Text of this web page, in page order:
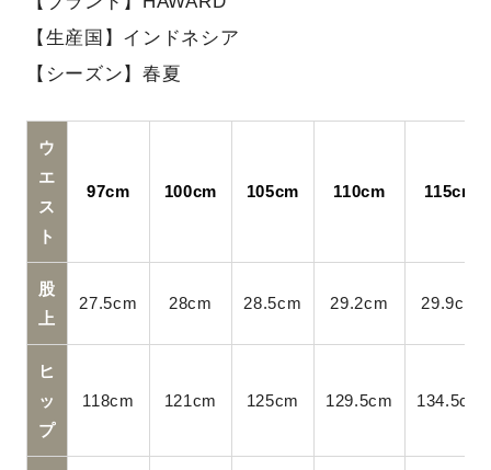
【生産国】インドネシア
【シーズン】春夏
ウ
エ
ス
ト
97cm 100cm 105cm 110cm 115cm
股
上
27.5cm 28cm 28.5cm 29.2cm 29.9cm
ヒ
ッ
プ
118cm 121cm 125cm 129.5cm 134.5cm